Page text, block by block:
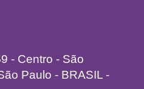
- Centro - São
Paulo - BRASIL -